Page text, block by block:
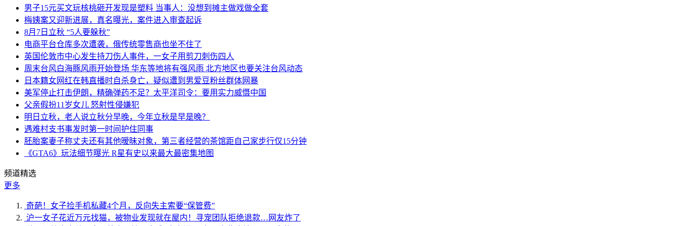
男子15元买文玩核桃砸开发现是塑料 当事人：没想到摊主做戏做全套
梅姨案又迎新进展，真名曝光，案件进入审查起诉
8月7日立秋 “5人要躲秋”
电商平台仓库多次遭袭，俄传统零售商也坐不住了
英国伦敦市中心发生持刀伤人事件，一女子用剪刀刺伤四人
周末台风白海豚风雨开始登场 华东等地将有强风雨 北方地区也要关注台风动态
日本籍女网红在韩直播时自杀身亡，疑似遭到男爱豆粉丝群体网暴
美军停止打击伊朗，精确弹药不足？太平洋司令：要用实力威慑中国
父亲假扮11岁女儿 怒射性侵嫌犯
明日立秋，老人说立秋分早晚，今年立秋是早是晚？
遇难村支书事发时第一时间护住同事
胚胎案妻子称丈夫还有其他暧昧对象，第三者经营的茶馆距自己家步行仅15分钟
《GTA6》玩法细节曝光 R星有史以来最大最密集地图
频道精选
更多
奇葩！女子捡手机私藏4个月，反向失主索要“保管费”
沪一女子花近万元找猫，被物业发现就在屋内！寻宠团队拒绝退款…网友炸了